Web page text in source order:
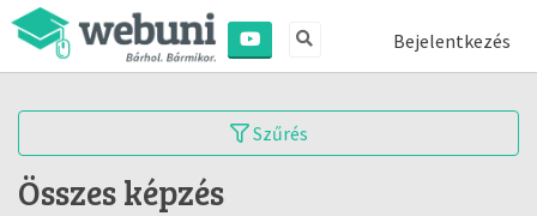
Bejelentkezés
Szűrés
Összes képzés